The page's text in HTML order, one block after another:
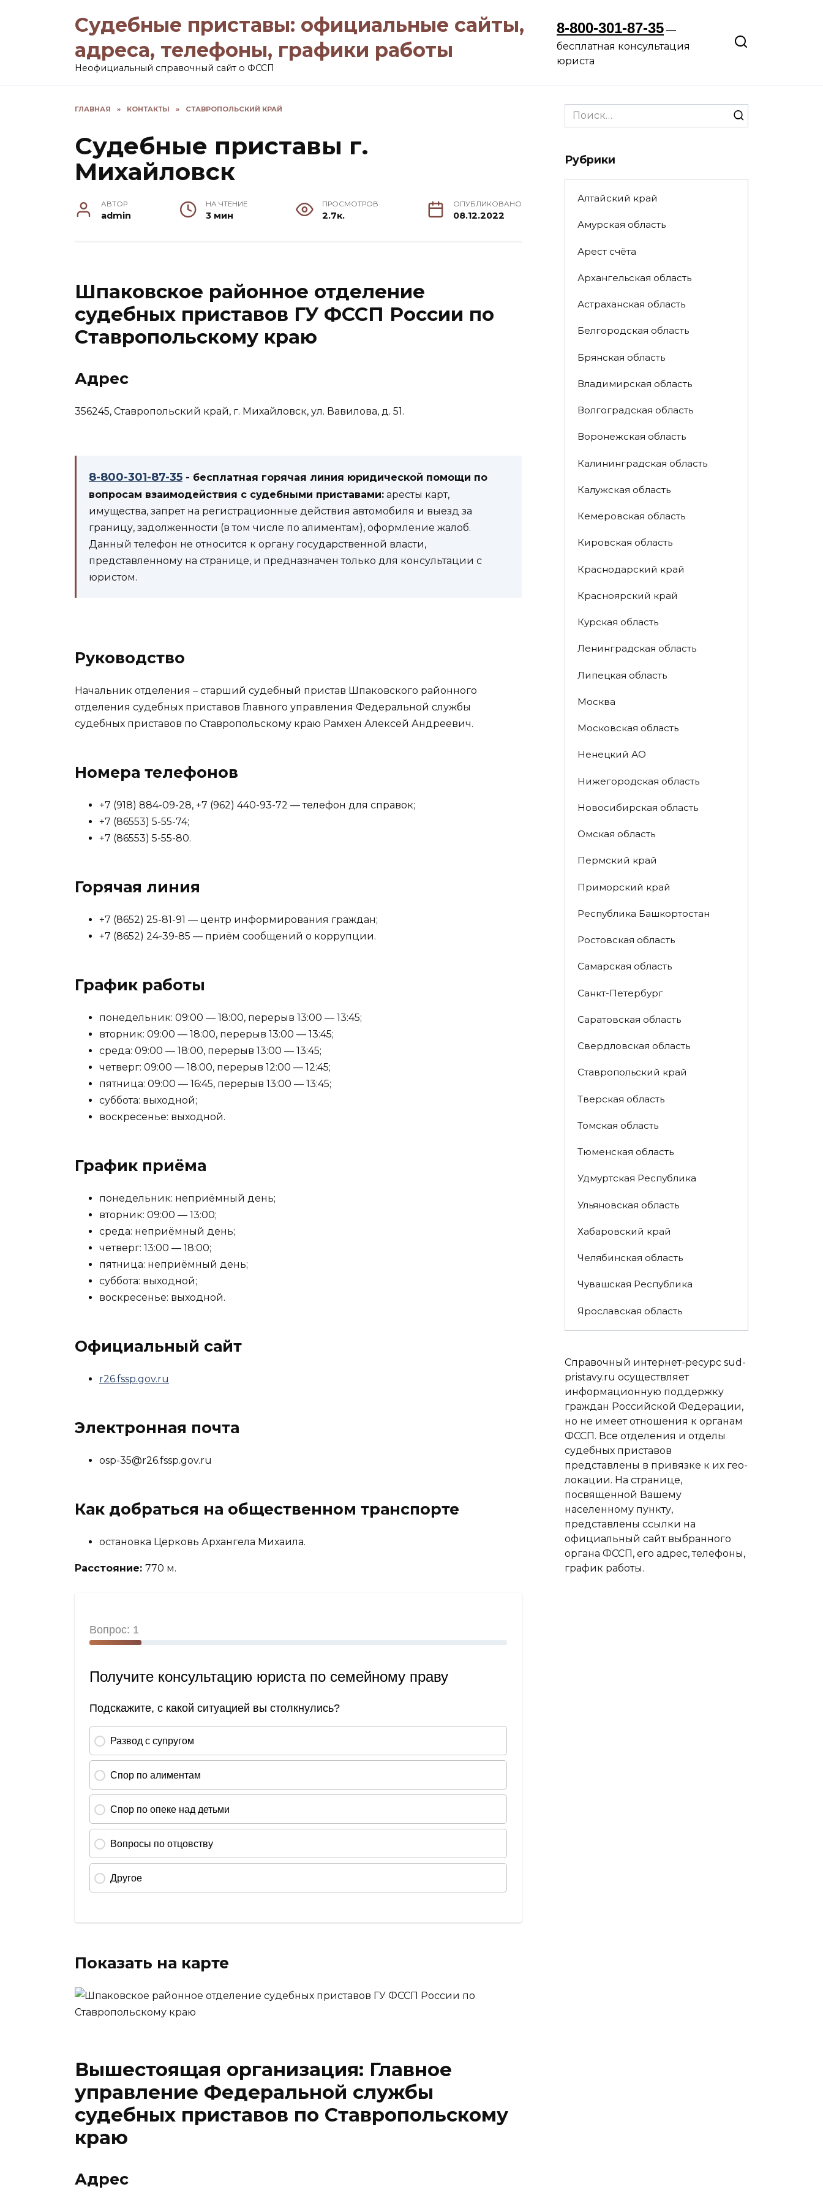
Судебные приставы: официальные сайты,
адреса, телефоны, графики работы
Неофициальный справочный сайт о ФССП
8-800-301-87-35 —
бесплатная консультация
юриста
ГЛАВНАЯ » КОНТАКТЫ » СТАВРОПОЛЬСКИЙ КРАЙ
Судебные приставы г.
Михайловск
АВТОР
admin
НА ЧТЕНИЕ
3 мин
ПРОСМОТРОВ
2.7к.
ОПУБЛИКОВАНО
08.12.2022
Шпаковское районное отделение
судебных приставов ГУ ФССП России по
Ставропольскому краю
Адрес
356245, Ставропольский край, г. Михайловск, ул. Вавилова, д. 51.
8-800-301-87-35 - бесплатная горячая линия юридической помощи по
вопросам взаимодействия с судебными приставами: аресты карт,
имущества, запрет на регистрационные действия автомобиля и выезд за
границу, задолженности (в том числе по алиментам), оформление жалоб.
Данный телефон не относится к органу государственной власти,
представленному на странице, и предназначен только для консультации с
юристом.
Руководство
Начальник отделения – старший судебный пристав Шпаковского районного
отделения судебных приставов Главного управления Федеральной службы
судебных приставов по Ставропольскому краю Рамхен Алексей Андреевич.
Номера телефонов
+7 (918) 884-09-28, +7 (962) 440-93-72 — телефон для справок;
+7 (86553) 5-55-74;
+7 (86553) 5-55-80.
Горячая линия
+7 (8652) 25-81-91 — центр информирования граждан;
+7 (8652) 24-39-85 — приём сообщений о коррупции.
График работы
понедельник: 09:00 — 18:00, перерыв 13:00 — 13:45;
вторник: 09:00 — 18:00, перерыв 13:00 — 13:45;
среда: 09:00 — 18:00, перерыв 13:00 — 13:45;
четверг: 09:00 — 18:00, перерыв 12:00 — 12:45;
пятница: 09:00 — 16:45, перерыв 13:00 — 13:45;
суббота: выходной;
воскресенье: выходной.
График приёма
понедельник: неприёмный день;
вторник: 09:00 — 13:00;
среда: неприёмный день;
четверг: 13:00 — 18:00;
пятница: неприёмный день;
суббота: выходной;
воскресенье: выходной.
Официальный сайт
r26.fssp.gov.ru
Электронная почта
osp-35@r26.fssp.gov.ru
Как добраться на общественном транспорте
остановка Церковь Архангела Михаила.
Расстояние: 770 м.
Показать на карте
Вышестоящая организация: Главное
управление Федеральной службы
судебных приставов по Ставропольскому
краю
Адрес
Search
for:
Рубрики
Алтайский край
Амурская область
Арест счёта
Архангельская область
Астраханская область
Белгородская область
Брянская область
Владимирская область
Волгоградская область
Воронежская область
Калининградская область
Калужская область
Кемеровская область
Кировская область
Краснодарский край
Красноярский край
Курская область
Ленинградская область
Липецкая область
Москва
Московская область
Ненецкий АО
Нижегородская область
Новосибирская область
Омская область
Пермский край
Приморский край
Республика Башкортостан
Ростовская область
Самарская область
Санкт-Петербург
Саратовская область
Свердловская область
Ставропольский край
Тверская область
Томская область
Тюменская область
Удмуртская Республика
Ульяновская область
Хабаровский край
Челябинская область
Чувашская Республика
Ярославская область
Справочный интернет-ресурс sud-
pristavy.ru осуществляет
информационную поддержку
граждан Российской Федерации,
но не имеет отношения к органам
ФССП. Все отделения и отделы
судебных приставов
представлены в привязке к их гео-
локации. На странице,
посвященной Вашему
населенному пункту,
представлены ссылки на
официальный сайт выбранного
органа ФССП, его адрес, телефоны,
график работы.